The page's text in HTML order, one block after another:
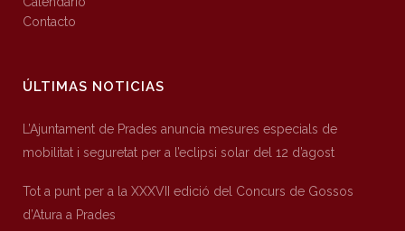
Contacto
ÚLTIMAS NOTICIAS
L’Ajuntament de Prades anuncia mesures especials de
mobilitat i seguretat per a l’eclipsi solar del 12 d’agost
Tot a punt per a la XXXVII edició del Concurs de Gossos
d’Atura a Prades